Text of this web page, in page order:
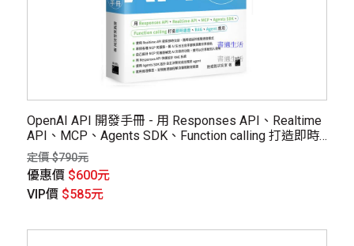
OpenAI API 開發手冊 - 用 Responses API、Realtime
API、MCP、Agents SDK、Function calling 打造即時
語音、RAG、Agent 應用
定價 $790元
優惠價 $600元
VIP價 $585元